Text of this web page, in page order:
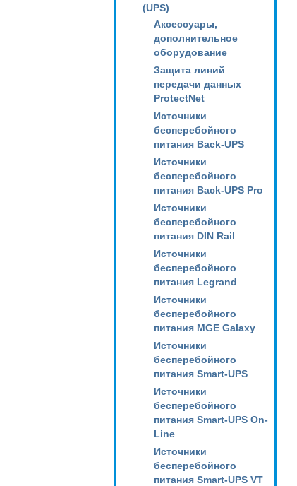
(UPS)
Аксессуары,
дополнительное
оборудование
Защита линий
передачи данных
ProtectNet
Источники
бесперебойного
питания Back-UPS
Источники
бесперебойного
питания Back-UPS Pro
Источники
бесперебойного
питания DIN Rail
Источники
бесперебойного
питания Legrand
Источники
бесперебойного
питания MGE Galaxy
Источники
бесперебойного
питания Smart-UPS
Источники
бесперебойного
питания Smart-UPS On-
Line
Источники
бесперебойного
питания Smart-UPS VT